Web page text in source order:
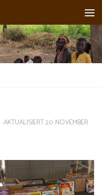
· AKTUALISIERT20. NOVEMBER